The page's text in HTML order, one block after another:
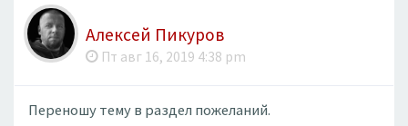
Алексей Пикуров
Пт авг 16, 2019 4:38 pm
Переношу тему в раздел пожеланий.